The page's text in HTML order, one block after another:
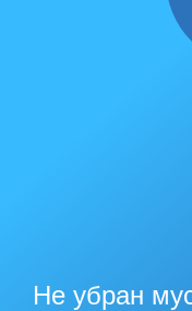
Не убран